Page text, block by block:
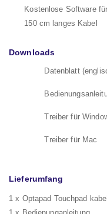
Kostenlose Software
150 cm langes Kabel
Downloads
Datenblatt
Treiber für
Treiber für Mac
Lieferumfang
1 x Optapad Touchpad